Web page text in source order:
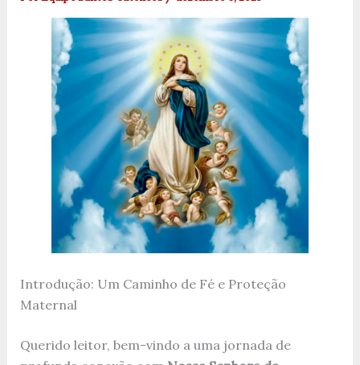
Introdução: Um Caminho de Fé e Proteção
Maternal
Querido leitor, bem-vindo a uma jornada de